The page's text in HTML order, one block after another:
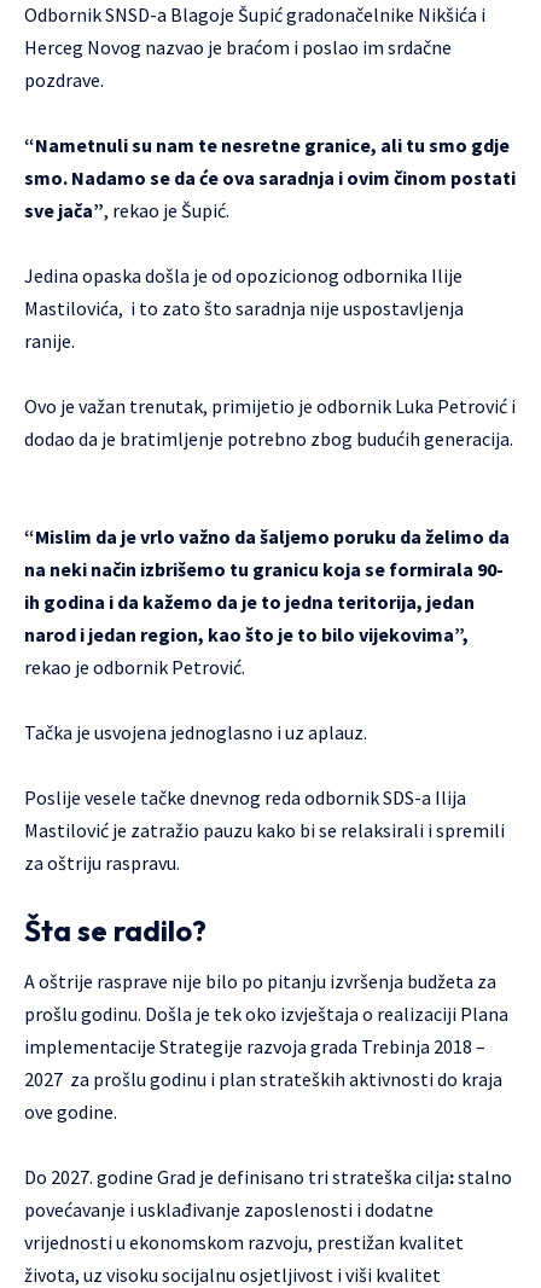
Odbornik SNSD-a Blagoje Šupić gradonačelnike Nikšića i
Herceg Novog nazvao je braćom i poslao im srdačne
pozdrave.
“Nametnuli su nam te nesretne granice, ali tu smo gdje
smo. Nadamo se da će ova saradnja i ovim činom postati
sve jača”, rekao je Šupić.
Jedina opaska došla je od opozicionog odbornika Ilije
Mastilovića, i to zato što saradnja nije uspostavljenja
ranije.
Ovo je važan trenutak, primijetio je odbornik Luka Petrović i
dodao da je bratimljenje potrebno zbog budućih generacija.
“Mislim da je vrlo važno da šaljemo poruku da želimo da
na neki način izbrišemo tu granicu koja se formirala 90-
ih godina i da kažemo da je to jedna teritorija, jedan
narod i jedan region, kao što je to bilo vijekovima”,
rekao je odbornik Petrović.
Tačka je usvojena jednoglasno i uz aplauz.
Poslije vesele tačke dnevnog reda odbornik SDS-a Ilija
Mastilović je zatražio pauzu kako bi se relaksirali i spremili
za oštriju raspravu.
Šta se radilo?
A oštrije rasprave nije bilo po pitanju izvršenja budžeta za
prošlu godinu. Došla je tek oko izvještaja o realizaciji Plana
implementacije Strategije razvoja grada Trebinja 2018 –
2027 za prošlu godinu i plan strateških aktivnosti do kraja
ove godine.
Do 2027. godine Grad je definisano tri strateška cilja:stalno
povećavanje i usklađivanje zaposlenosti i dodatne
vrijednosti u ekonomskom razvoju, prestižan kvalitet
života, uz visoku socijalnu osjetljivost i viši kvalitet